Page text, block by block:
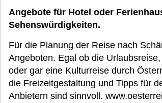
Angebote für Hotel oder
Sehenswürdigkeiten.
Für die Planung der Reise nach
Angeboten. Egal ob die
oder gar eine Kulturreise durch
die Freizeitgestaltung und Tipps für
Anbietern sind sinnvoll.